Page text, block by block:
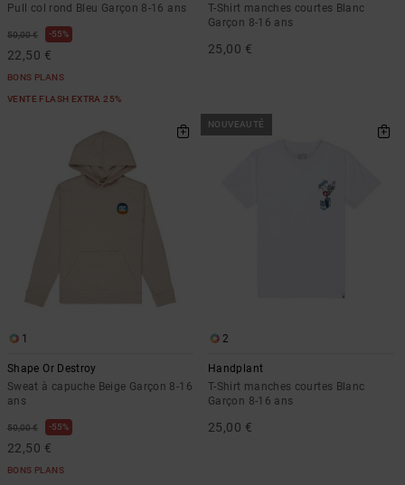
Pull col rond Bleu Garçon 8-16 ans
50,00 € 55%
22,50 €
BONS PLANS
VENTE FLASH EXTRA 25%
T-Shirt manches courtes Blanc
Garçon 8-16 ans
25,00 €
1
Shape Or Destroy
Sweat à capuche Beige Garçon 8-16
ans
50,00 € 55%
22,50 €
BONS PLANS
NOUVEAUTÉ
2
Handplant
T-Shirt manches courtes Blanc
Garçon 8-16 ans
25,00 €